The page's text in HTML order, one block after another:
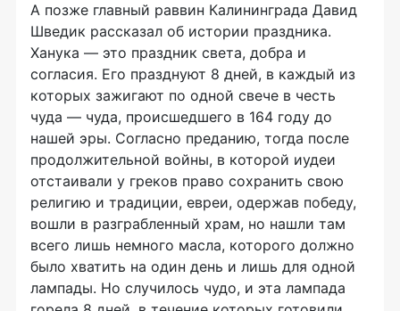
А позже главный раввин Калининграда Давид
Шведик рассказал об истории праздника.
Ханука — это праздник света, добра и
согласия. Его празднуют 8 дней, в каждый из
которых зажигают по одной свече в честь
чуда — чуда, происшедшего в 164 году до
нашей эры. Согласно преданию, тогда после
продолжительной войны, в которой иудеи
отстаивали у греков право сохранить свою
религию и традиции, евреи, одержав победу,
вошли в разграбленный храм, но нашли там
всего лишь немного масла, которого должно
было хватить на один день и лишь для одной
лампады. Но случилось чудо, и эта лампада